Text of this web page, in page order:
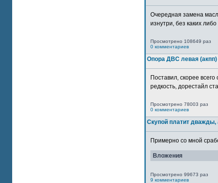
Очередная замена
изнутри, без каких
Просмотрено 108649 раз
0 комментариев
Опора ДВС левая (акпп)
Поставил, скорее
редкость, дорестайл
Просмотрено 78003 раз
0 комментариев
Скупой платит
Примерно со мной
Вложения
Просмотрено 99673 раз
9 комментариев